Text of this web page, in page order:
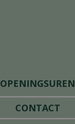
OPENINGSUREN
CONTACT